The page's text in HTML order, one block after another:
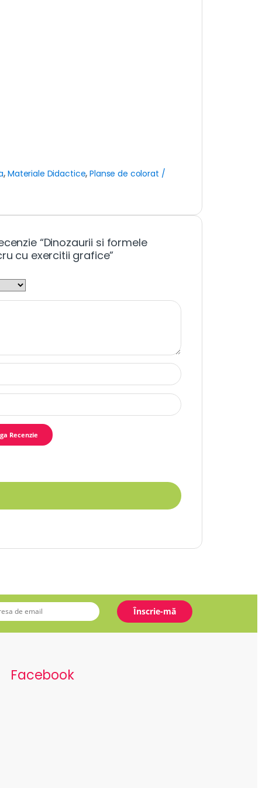
,Materiale Didactice,Planse de colorat /
“Dinozaurii si formele
cu exercitii grafice”
Facebook